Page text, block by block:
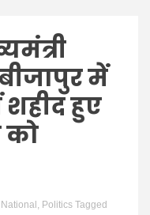
में
हुए
National , Politics Tagged